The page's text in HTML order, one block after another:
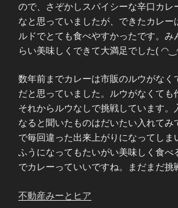
ので、さぞかしスパイシーな辛口カレ
なと思っていましたが、できたカレー
ルドでとても食べやすかったです。み
らい美味しくできて大満足でした(
数年前までカレーは市販のルウがなく
だと思っていました。ルウがなくても
それからルウなしで挑戦しています。
なると聞いたものはだいたい入れてみ
で毎回違った出来上がりになってしま
ふうになってもたいがい美味しく食べ
でカレーっていいですね。まだまだ挑
不動産みーとヒア